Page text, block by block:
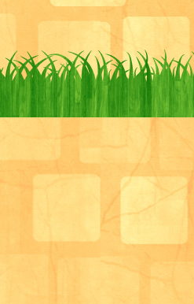
あとはダンス再開
た姿を報告できる
仕事面ではなんと
ただける利用者様
他では真似のでき
個人スキルの部分
会などへの参加も